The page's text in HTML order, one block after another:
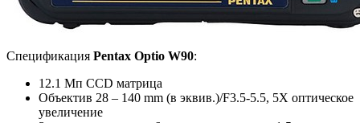
Спецификация Pentax Optio W90:
12.1 Мп CCD матрица
Объектив 28 – 140 mm (в эквив.)/F3.5-5.5, 5X оптическое
увеличение